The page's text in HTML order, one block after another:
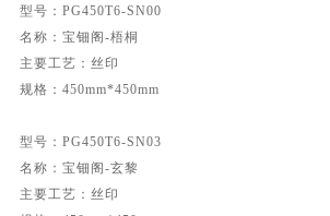
型号：PG450T6-SN00
名称：宝钿阁-梧桐
主要工艺：丝印
规格：450mm*450mm
型号：PG450T6-SN03
名称：宝钿阁-玄黎
主要工艺：丝印